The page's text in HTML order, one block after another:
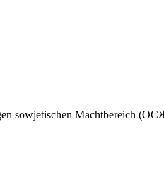
sowjetischen Machtbereich